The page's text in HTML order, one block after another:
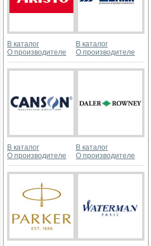
В каталог
О производителе
В каталог
О производителе
В каталог
О производителе
В каталог
О производителе